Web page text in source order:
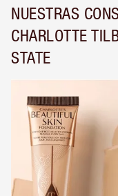
NUESTRAS
CHARLOTTE
STATE